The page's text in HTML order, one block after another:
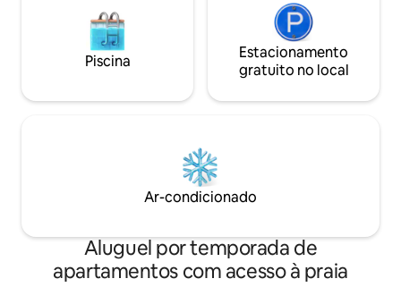
Piscina
Estacionamento
gratuito no local
Ar-condicionado
Aluguel por temporada de
apartamentos com acesso à praia